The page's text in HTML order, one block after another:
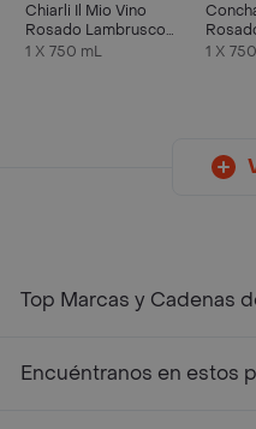
Chiarli Il Mio Vino
Rosado Lambrusco
Dell' Emilia
1 X 750 mL
Rosé
1 X
Top Marcas y Cadenas
Encuéntranos en estos